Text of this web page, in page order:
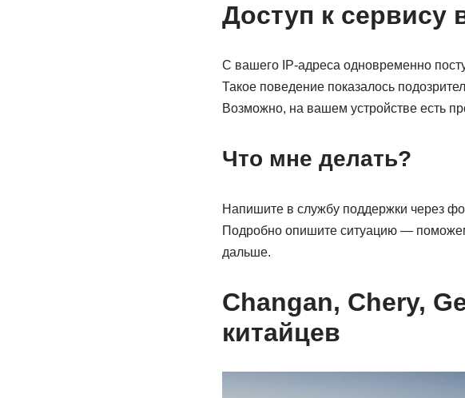
Доступ к сервису
С вашего IP-адреса одновременно
Такое поведение показалось
Возможно, на вашем устройстве есть
Что мне делать?
Напишите в службу поддержки через
Подробно опишите ситуацию — поможем
дальше.
Changan, Chery,
китайцев